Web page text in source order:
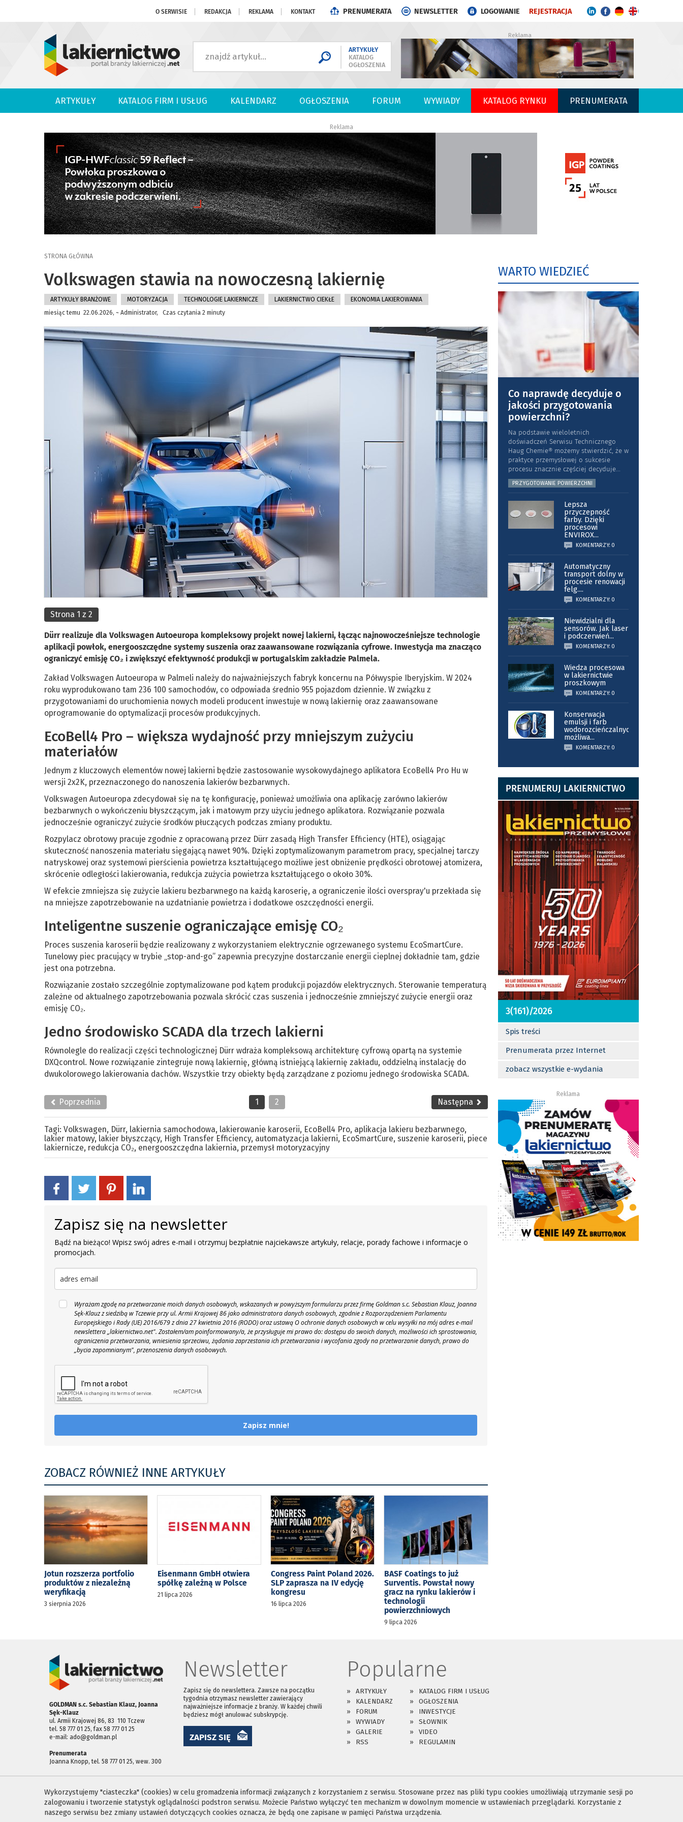
O SERWISIE REDAKCJA REKLAMA KONTAKT PRENUMERATA NEWSLETTER LOGOWANIE REJESTRACJA
ARTYKUŁY
KATALOG
OGŁOSZENIA
Reklama
ARTYKUŁY KATALOG FIRM I USŁUG KALENDARZ OGŁOSZENIA FORUM WYWIADY KATALOG RYNKU PRENUMERATA
Reklama
STRONA GŁÓWNA
Volkswagen stawia na nowoczesną lakiernię
ARTYKUŁY BRANŻOWE MOTORYZACJA TECHNOLOGIE LAKIERNICZE LAKIERNICTWO CIEKŁE
EKONOMIA LAKIEROWANIA
miesiąc temu 22.06.2026, ~ Administrator, Czas czytania 2 minuty
Strona 1 z 2
Dürr realizuje dla Volkswagen Autoeuropa kompleksowy projekt nowej lakierni, łącząc najnowocześniejsze technologie
aplikacji powłok, energooszczędne systemy suszenia oraz zaawansowane rozwiązania cyfrowe. Inwestycja ma znacząco
ograniczyć emisję CO₂ i zwiększyć efektywność produkcji w portugalskim zakładzie Palmela.
Zakład Volkswagen Autoeuropa w Palmeli należy do najważniejszych fabryk koncernu na Półwyspie Iberyjskim. W 2024
roku wyprodukowano tam 236 100 samochodów, co odpowiada średnio 955 pojazdom dziennie. W związku z
przygotowaniami do uruchomienia nowych modeli producent inwestuje w nową lakiernię oraz zaawansowane
oprogramowanie do optymalizacji procesów produkcyjnych.
EcoBell4 Pro – większa wydajność przy mniejszym zużyciu
materiałów
Jednym z kluczowych elementów nowej lakierni będzie zastosowanie wysokowydajnego aplikatora EcoBell4 Pro Hu w
wersji 2x2K, przeznaczonego do nanoszenia lakierów bezbarwnych.
Volkswagen Autoeuropa zdecydował się na tę konfigurację, ponieważ umożliwia ona aplikację zarówno lakierów
bezbarwnych o wykończeniu błyszczącym, jak i matowym przy użyciu jednego aplikatora. Rozwiązanie pozwala
jednocześnie ograniczyć zużycie środków płuczących podczas zmiany produktu.
Rozpylacz obrotowy pracuje zgodnie z opracowaną przez Dürr zasadą High Transfer Efficiency (HTE), osiągając
skuteczność nanoszenia materiału sięgającą nawet 90%. Dzięki zoptymalizowanym parametrom pracy, specjalnej tarczy
natryskowej oraz systemowi pierścienia powietrza kształtującego możliwe jest obniżenie prędkości obrotowej atomizera,
skrócenie odległości lakierowania, redukcja zużycia powietrza kształtującego o około 30%.
W efekcie zmniejsza się zużycie lakieru bezbarwnego na każdą karoserię, a ograniczenie ilości overspray'u przekłada się
na mniejsze zapotrzebowanie na uzdatnianie powietrza i dodatkowe oszczędności energii.
Inteligentne suszenie ograniczające emisję CO₂
Proces suszenia karoserii będzie realizowany z wykorzystaniem elektrycznie ogrzewanego systemu EcoSmartCure.
Tunelowy piec pracujący w trybie „stop-and-go” zapewnia precyzyjne dostarczanie energii cieplnej dokładnie tam, gdzie
jest ona potrzebna.
Rozwiązanie zostało szczególnie zoptymalizowane pod kątem produkcji pojazdów elektrycznych. Sterowanie temperaturą
zależne od aktualnego zapotrzebowania pozwala skrócić czas suszenia i jednocześnie zmniejszyć zużycie energii oraz
emisję CO₂.
Jedno środowisko SCADA dla trzech lakierni
Równolegle do realizacji części technologicznej Dürr wdraża kompleksową architekturę cyfrową opartą na systemie
DXQcontrol. Nowe rozwiązanie zintegruje nową lakiernię, główną istniejącą lakiernię zakładu, oddzielną instalację do
dwukolorowego lakierowania dachów. Wszystkie trzy obiekty będą zarządzane z poziomu jednego środowiska SCADA.
Poprzednia 1 2 Następna
Tagi: Volkswagen, Dürr, lakiernia samochodowa, lakierowanie karoserii, EcoBell4 Pro, aplikacja lakieru bezbarwnego,
lakier matowy, lakier błyszczący, High Transfer Efficiency, automatyzacja lakierni, EcoSmartCure, suszenie karoserii, piece
lakiernicze, redukcja CO₂, energooszczędna lakiernia, przemysł motoryzacyjny
Zapisz się na newsletter
Bądź na bieżąco! Wpisz swój adres e-mail i otrzymuj bezpłatnie najciekawsze artykuły, relacje, porady fachowe i informacje o
promocjach.
Wyrażam zgodę na przetwarzanie moich danych osobowych, wskazanych w powyższym formularzu przez firmę Goldman s.c. Sebastian Klauz, Joanna
Sęk-Klauz z siedzibą w Tczewie przy ul. Armii Krajowej 86 jako administratora danych osobowych, zgodnie z Rozporządzeniem Parlamentu
Europejskiego i Rady (UE) 2016/679 z dnia 27 kwietnia 2016 (RODO) oraz ustawą O ochronie danych osobowych w celu wysyłki na mój adres e-mail
newslettera „lakiernictwo.net". Zostałem/am poinformowany/a, że przysługuje mi prawo do: dostępu do swoich danych, możliwości ich sprostowania,
ograniczenia przetwarzania, wniesienia sprzeciwu, żądania zaprzestania ich przetwarzania i wycofania zgody na przetwarzanie danych, prawo do
„bycia zapomnianym", przenoszenia danych osobowych.
Zapisz mnie!
ZOBACZ RÓWNIEŻ INNE ARTYKUŁY
Jotun rozszerza portfolio
produktów z niezależną
weryfikacją
3 sierpnia 2026
Eisenmann GmbH otwiera
spółkę zależną w Polsce
21 lipca 2026
Congress Paint Poland 2026.
SLP zaprasza na IV edycję
kongresu
16 lipca 2026
BASF Coatings to już
Surventis. Powstał nowy
gracz na rynku lakierów i
technologii
powierzchniowych
9 lipca 2026
WARTO WIEDZIEĆ
Co naprawdę decyduje o
jakości przygotowania
powierzchni?
Na podstawie wieloletnich
doświadczeń Serwisu Technicznego
Haug Chemie® możemy stwierdzić, że w
praktyce przemysłowej o sukcesie
procesu znacznie częściej decyduje...
PRZYGOTOWANIE POWIERZCHNI
Lepsza
przyczepność
farby. Dzięki
procesowi
ENVIROX...
KOMENTARZY: 0
Automatyczny
transport dolny w
procesie renowacji
felg....
KOMENTARZY: 0
Niewidzialni dla
sensorów. Jak laser
i podczerwień...
KOMENTARZY: 0
Wiedza procesowa
w lakiernictwie
proszkowym
KOMENTARZY: 0
Konserwacja
emulsji i farb
wodorozcieńczalnych
możliwa...
KOMENTARZY: 0
PRENUMERUJ LAKIERNICTWO
3(161)/2026
Spis treści
Prenumerata przez Internet
zobacz wszystkie e-wydania
Reklama
GOLDMAN s.c. Sebastian Klauz, Joanna
Sęk-Klauz
ul. Armii Krajowej 86, 83 ­ 110 Tczew
tel. 58 777 01 25, fax 58 777 01 25
e-mail: ado@goldman.pl
Prenumerata
Joanna Knopp, tel. 58 777 01 25, wew. 300
Newsletter
Zapisz się do newslettera. Zawsze na początku
tygodnia otrzymasz newsletter zawierający
najważniejsze informacje z branży. W każdej chwili
będziesz mógł anulować subskrypcję.
ZAPISZ SIĘ
Popularne
ARTYKUŁY
KATALOG FIRM I USŁUG
KALENDARZ
OGŁOSZENIA
FORUM
INWESTYCJE
WYWIADY
SŁOWNIK
GALERIE
VIDEO
RSS
REGULAMIN
Wykorzystujemy "ciasteczka" (cookies) w celu gromadzenia informacji związanych z korzystaniem z serwisu. Stosowane przez nas pliki typu cookies umożliwiają utrzymanie sesji po
zalogowaniu i tworzenie statystyk oglądalności podstron serwisu. Możecie Państwo wyłączyć ten mechanizm w dowolnym momencie w ustawieniach przeglądarki. Korzystanie z
naszego serwisu bez zmiany ustawień dotyczących cookies oznacza, że będą one zapisane w pamięci Państwa urządzenia.